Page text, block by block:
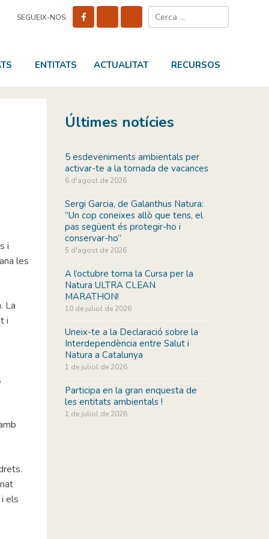
SEGUEIX-NOS:
ENTITATS ACTUALITAT RECURSOS
i
les
La
i
els
Últimes notícies
5 esdeveniments ambientals per
activar-te a la tornada de vacances
6 d'agost de 2026
Sergi Garcia, de Galanthus Natura:
”Un cop coneixes allò que tens, el
pas següent és protegir-ho i
conservar-ho”
5 d'agost de 2026
A l’octubre torna la Cursa per la
Natura ULTRA CLEAN
MARATHON!
10 de juliol de 2026
Uneix-te a la Declaració sobre la
Interdependència entre Salut i
Natura a Catalunya
1 de juliol de 2026
Participa en la gran enquesta de
les entitats ambientals !
1 de juliol de 2026